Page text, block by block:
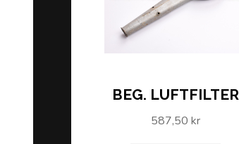
BEG. LUFTFILTER
587,50 kr